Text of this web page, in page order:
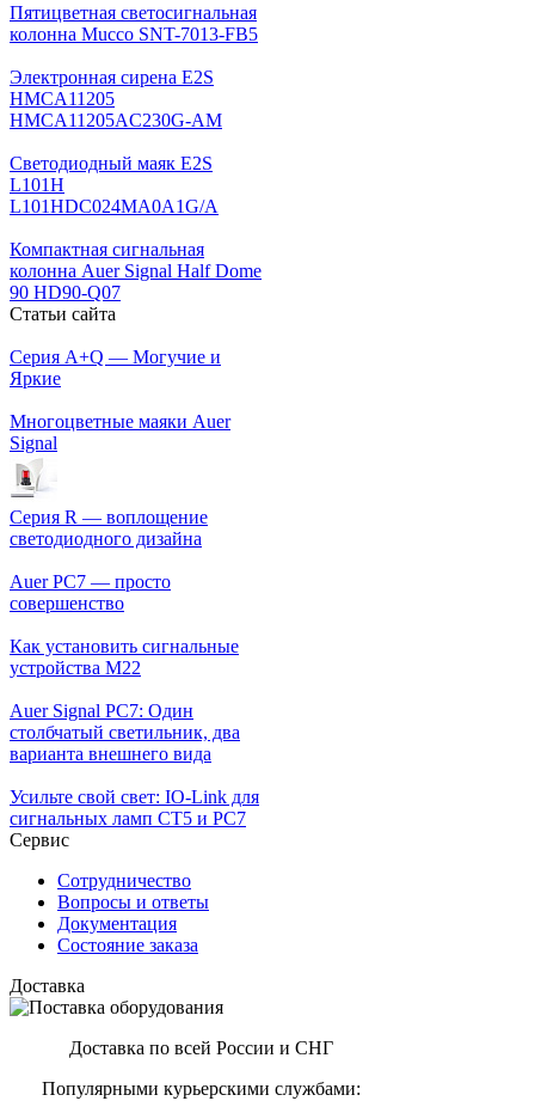
Пятицветная светосигнальная
колонна Mucco SNT-7013-FB5
Электронная сирена E2S
HMCA11205
HMCA11205AC230G-AM
Светодиодный маяк E2S
L101H
L101HDC024MA0A1G/A
Компактная сигнальная
колонна Auer Signal Half Dome
90 HD90-Q07
Статьи сайта
Серия A+Q — Могучие и
Яркие
Многоцветные маяки Auer
Signal
Серия R — воплощение
светодиодного дизайна
Auer PC7 — просто
совершенство
Как установить сигнальные
устройства М22
Auer Signal PC7: Один
столбчатый светильник, два
варианта внешнего вида
Усильте свой свет: IO-Link для
сигнальных ламп CT5 и PC7
Сервис
Сотрудничество
Вопросы и ответы
Документация
Состояние заказа
Доставка
Доставка по всей России и СНГ
Популярными курьерскими службами: